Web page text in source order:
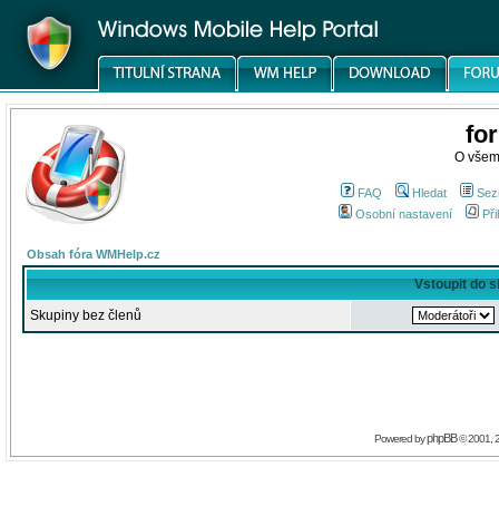
O
FAQ Hledat
Osobní nastavení
Obsah fóra WMHelp.cz
Vstoupit do
Skupiny bez členů
Powered byphpBB© 2001,